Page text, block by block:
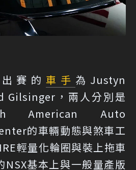
出賽的車手 為Justyn
Gilsinger，兩人分別是
American Auto
的車輛動態與煞車工
輕量化輪圈與裝上拖車
NSX基本上與一般量產版